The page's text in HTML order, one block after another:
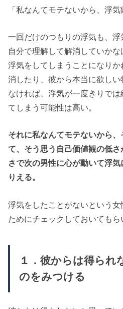
「私なんてモテないから、浮
一回だけのつもりの浮気も、
自分で理解して解消していか
浮気をしてしまうことになり
消したり、彼から本当に欲し
なければ、浮気が一度きりで
てしまう可能性は高い。
それに私なんてモテないから
て、そう思う自己価値観の低
さで次の男性に心が動いて浮
りえる。
浮気をしたことがないという
ためにチェックしておいてもら
１．彼からは得られ
のをみつける